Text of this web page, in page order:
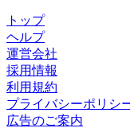
トップ
ヘルプ
運営会社
採用情報
利用規約
プライバシーポリシ
広告のご案内